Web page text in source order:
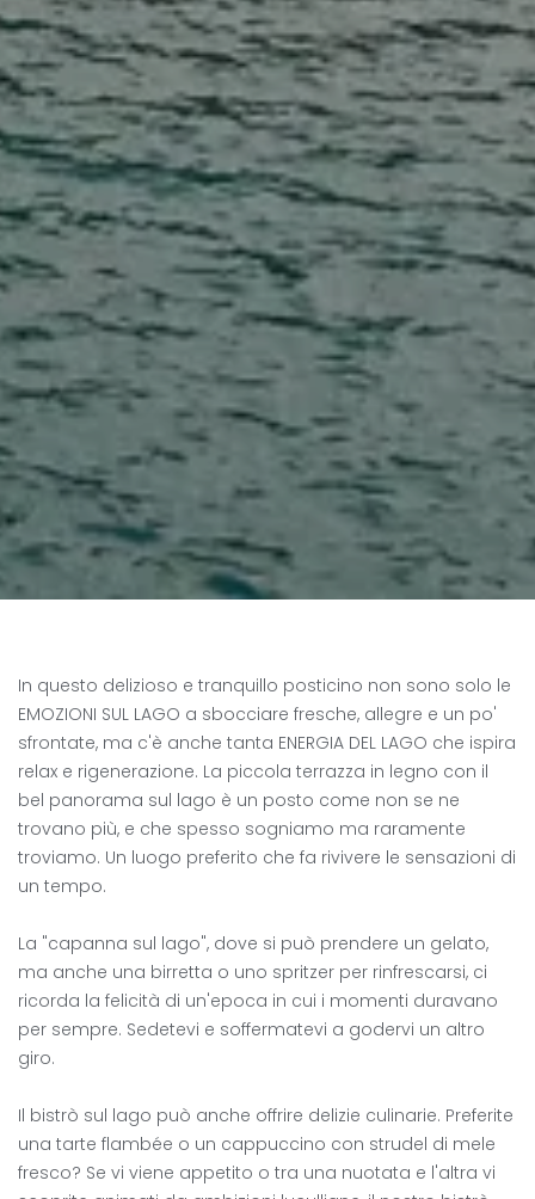
In questo delizioso e tranquillo posticino non sono solo le
EMOZIONI SUL LAGO a sbocciare fresche, allegre e un po'
sfrontate, ma c'è anche tanta ENERGIA DEL LAGO che ispira
relax e rigenerazione. La piccola terrazza in legno con il
bel panorama sul lago è un posto come non se ne
trovano più, e che spesso sogniamo ma raramente
troviamo. Un luogo preferito che fa rivivere le sensazioni di
un tempo.
La "capanna sul lago", dove si può prendere un gelato,
ma anche una birretta o uno spritzer per rinfrescarsi, ci
ricorda la felicità di un'epoca in cui i momenti duravano
per sempre. Sedetevi e soffermatevi a godervi un altro
giro.
Il bistrò sul lago può anche offrire delizie culinarie. Preferite
una tarte flambée o un cappuccino con strudel di mele
fresco? Se vi viene appetito o tra una nuotata e l'altra vi